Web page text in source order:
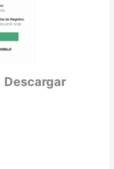
Descargar